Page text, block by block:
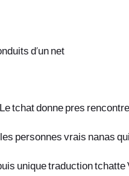
d’un net
tchat donne pres
personnes vrais nanas
unique traduction tchatte